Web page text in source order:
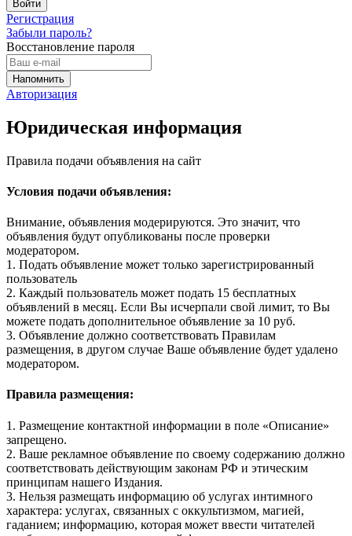
Регистрация
Забыли пароль?
Восстановление пароля
Авторизация
Юридическая информация
Правила подачи объявления на сайт
Условия подачи объявления:
Внимание, объявления модерируются. Это значит, что
объявления будут опубликованы после проверки
модератором.
1. Подать объявление может только зарегистрированный
пользователь
2. Каждый пользователь может подать 15 бесплатных
объявлений в месяц. Если Вы исчерпали свой лимит, то Вы
можете подать дополнительное объявление за 10 руб.
3. Объявление должно соответствовать Правилам
размещения, в другом случае Ваше объявление будет удалено
модератором.
Правила размещения:
1. Размещение контактной информации в поле «Описание»
запрещено.
2. Ваше рекламное объявление по своему содержанию должно
соответствовать действующим законам РФ и этическим
принципам нашего Издания.
3. Нельзя размещать информацию об услугах интимного
характера: услугах, связанных с оккультизмом, магией,
гаданием; информацию, которая может ввести читателей